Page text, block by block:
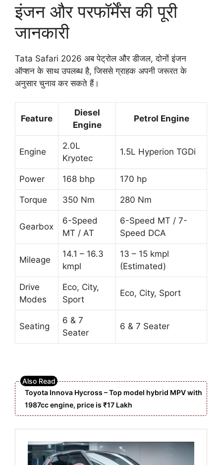
इंजन और परफॉर्मेंस की पूरी
जानकारी
Tata Safari 2026 अब पेट्रोल और डीजल, दोनों इंजन
ऑप्शन के साथ उपलब्ध है, जिससे ग्राहक अपनी जरूरत के
अनुसार चुनाव कर सकते हैं।
Feature
Diesel
Engine
Petrol Engine
Engine
2.0L
Kryotec
1.5L Hyperion TGDi
Power 168 bhp 170 hp
Torque 350 Nm 280 Nm
Gearbox
6-Speed
MT / AT
6-Speed MT / 7-
Speed DCA
Mileage
14.1 – 16.3
kmpl
13 – 15 kmpl
(Estimated)
Drive
Modes
Eco, City,
Sport
Eco, City, Sport
Seating
6 & 7
Seater
6 & 7 Seater
Toyota Innova Hycross – Top model hybrid MPV with
1987cc engine, price is ₹17 Lakh